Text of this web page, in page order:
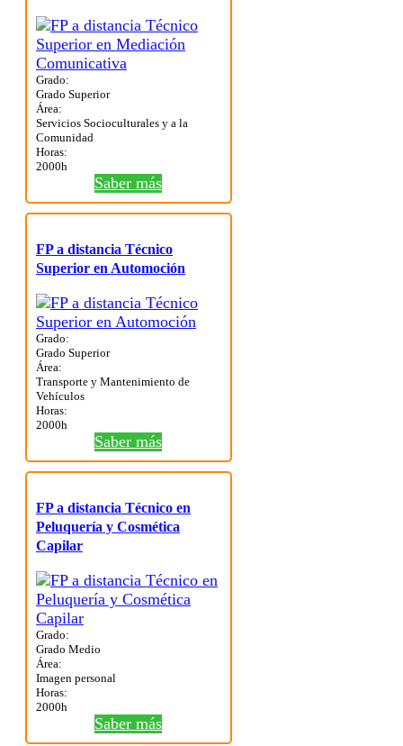
Grado:
Grado Superior
Área:
Servicios Socioculturales y a la
Comunidad
Horas:
2000h
Saber más
FP a distancia Técnico
Superior en Automoción
Grado:
Grado Superior
Área:
Transporte y Mantenimiento de
Vehículos
Horas:
2000h
Saber más
FP a distancia Técnico en
Peluquería y Cosmética
Capilar
Grado:
Grado Medio
Área:
Imagen personal
Horas:
2000h
Saber más